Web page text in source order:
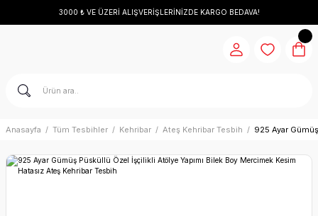
3000 ₺ VE ÜZERİ ALIŞVERİŞLERİNİZDE KARGO BEDAVA!
Anasayfa Tüm Tesbihler Kehribar Ateş Kehribar Tesbih 925 Ayar